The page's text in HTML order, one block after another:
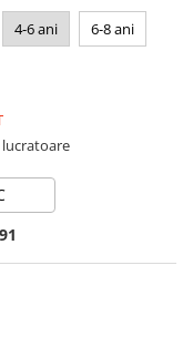
4-6 ani 6-8 ani
lucratoare